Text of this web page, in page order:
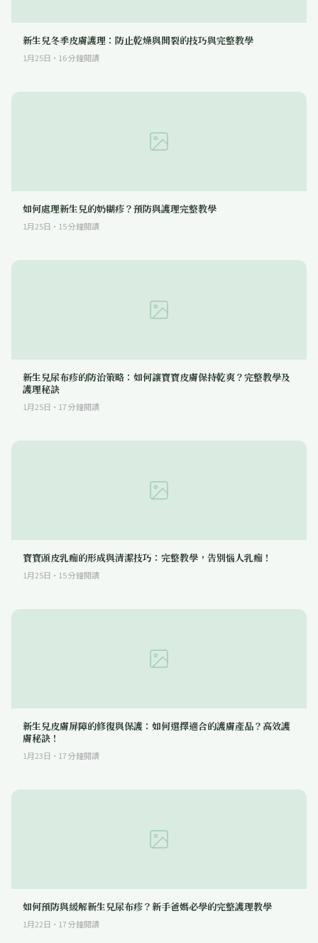
新生兒冬季皮膚護理：防止乾燥與開裂的技巧與完整教學
1月25日 · 16分鐘閱讀
如何處理新生兒的奶糊疹？預防與護理完整教學
1月25日 · 15分鐘閱讀
新生兒尿布疹的防治策略：如何讓寶寶皮膚保持乾爽？完整教學及
護理秘訣
1月25日 · 17分鐘閱讀
寶寶頭皮乳痂的形成與清潔技巧：完整教學，告別惱人乳痂！
1月25日 · 15分鐘閱讀
新生兒皮膚屏障的修復與保護：如何選擇適合的護膚產品？高效護
膚秘訣！
1月23日 · 17分鐘閱讀
如何預防與緩解新生兒尿布疹？新手爸媽必學的完整護理教學
1月22日 · 17分鐘閱讀